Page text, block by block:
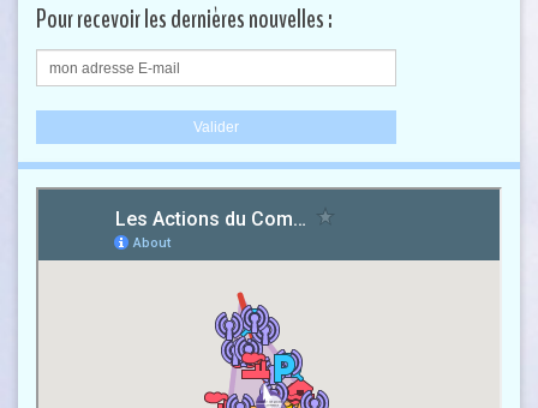
Pour recevoir les dernières nouvelles :